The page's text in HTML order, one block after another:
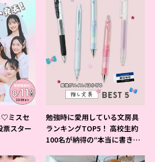
♡ミスセ
票スター
勉強時に愛用している文房具
ランキングTOP5！ 高校生約
100名が納得の“本当に書きや